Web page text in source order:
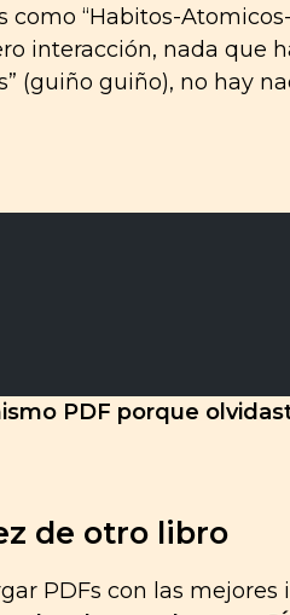
como “Habitos-
interacción, nada que
(guiño guiño), no hay
PDF porque
de otro libro
PDFs con las